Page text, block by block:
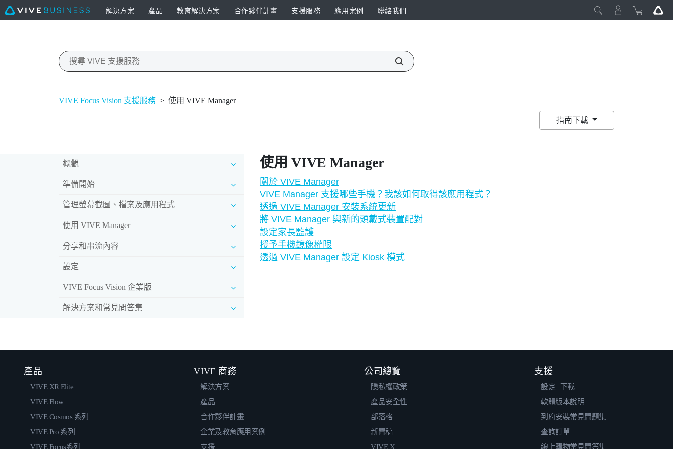
解決方案 產品 教育解決方案 合作夥伴計畫 支援服務 應用案例 聯絡我們
VIVE Focus Vision 支援服務 > 使用 VIVE Manager
指南下載
概觀
準備開始
管理螢幕截圖、檔案及應用程式
使用 VIVE Manager
分享和串流內容
設定
VIVE Focus Vision 企業版
解決方案和常見問答集
使用 VIVE Manager
關於 VIVE Manager
VIVE Manager 支援哪些手機？我該如何取得該應用程式？
透過 VIVE Manager 安裝系統更新
將 VIVE Manager 與新的頭戴式裝置配對
設定家長監護
授予手機鏡像權限
透過 VIVE Manager 設定 Kiosk 模式
產品
VIVE XR Elite
VIVE Flow
VIVE Cosmos 系列
VIVE Pro 系列
VIVE Focus系列
VIVE 商務
解決方案
產品
合作夥伴計畫
企業及教育應用案例
支援
公司總覽
隱私權政策
產品安全性
部落格
新聞稿
VIVE X
支援
設定 | 下載
軟體版本說明
到府安裝常見問題集
查詢訂單
線上購物常見問答集